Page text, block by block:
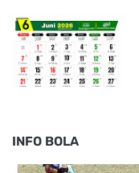
INFO BOLA